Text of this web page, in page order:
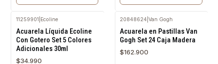
11259901 Ecoline
Acuarela Líquida Ecoline
Con Gotero Set 5 Colores
Adicionales 30ml
$34.990
20848624 Van Gogh
Acuarela en Pastillas Van
Gogh Set 24 Caja Madera
$162.900